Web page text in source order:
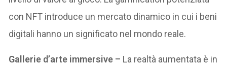
con NFT introduce un mercato dinamico in cui i beni
digitali hanno un significato nel mondo reale.
Gallerie d’arte immersive – La realtà aumentata è in